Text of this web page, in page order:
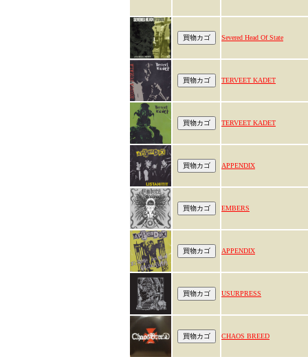
Severed Head Of State
TERVEET KADET
TERVEET KADET
APPENDIX
EMBERS
APPENDIX
USURPRESS
CHAOS BREED